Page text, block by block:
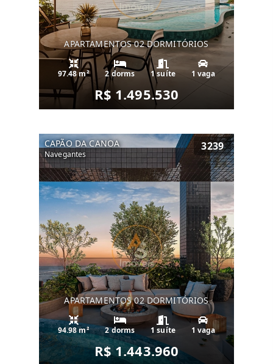
APARTAMENTOS 02 DORMITÓRIOS
97.48 m² 2 dorms 1 suíte 1 vaga
R$ 1.495.530
CAPÃO DA CANOA
Navegantes
3239
APARTAMENTOS 02 DORMITÓRIOS
94.98 m² 2 dorms 1 suíte 1 vaga
R$ 1.443.960